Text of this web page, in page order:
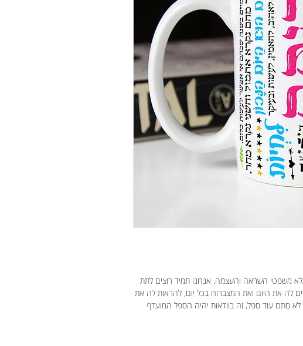
משפטי השראה והעצמה. אנחנו תמיד רוצים לתת
לה את היום ואת המצברוח בכל יום, להראות לה את
סתם עוד ספל, זה בוודאות יהיה הספל המועדף